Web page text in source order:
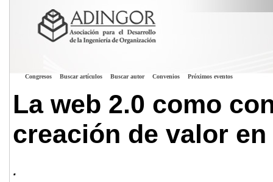
Congresos Buscar artículos Buscar autor Convenios Próximos eventos
La web 2.0 como
creación de valor
.